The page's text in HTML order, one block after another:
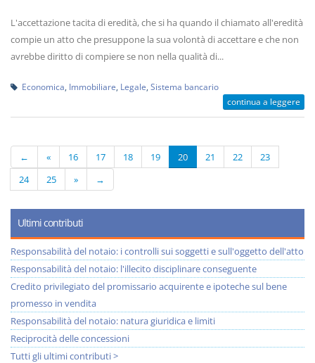
L'accettazione tacita di eredità, che si ha quando il chiamato all'eredità
compie un atto che presuppone la sua volontà di accettare e che non
avrebbe diritto di compiere se non nella qualità di...
Economica Immobiliare Legale Sistema bancario
continua a leggere
← « 16 17 18 19 20 21 22
23
24
25 » →
Ultimi contributi
Responsabilità del notaio: i controlli sui soggetti e sull'oggetto dell'atto
Responsabilità del notaio: l'illecito disciplinare conseguente
Credito privilegiato del promissario acquirente e ipoteche sul bene
promesso in vendita
Responsabilità del notaio: natura giuridica e limiti
Reciprocità delle concessioni
Tutti gli ultimi contributi >